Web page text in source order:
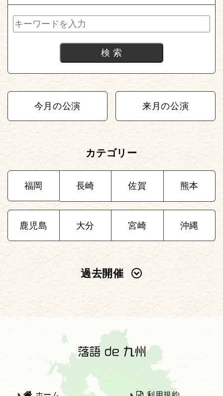
今月の公演 来月の公演
カテゴリー
福岡 長崎 佐賀 熊本
鹿児島 大分 宮崎 沖縄
過去開催
2025年
2022年
2021年 2020年